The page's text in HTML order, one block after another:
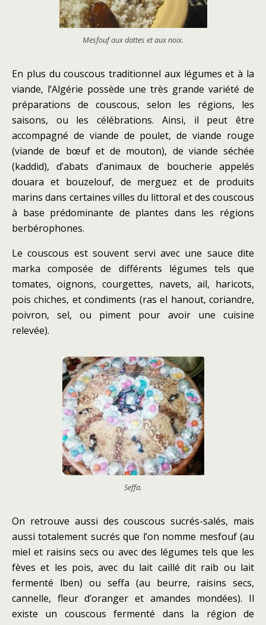
Mesfouf aux dattes et aux noix.
En plus du couscous traditionnel aux légumes et à la
viande, l’Algérie possède une très grande variété de
préparations de couscous, selon les régions, les
saisons, ou les célébrations. Ainsi, il peut être
accompagné de viande de poulet, de viande rouge
(viande de bœuf et de mouton), de viande séchée
(kaddid), d’abats d’animaux de boucherie appelés
douara et bouzelouf, de merguez et de produits
marins dans certaines villes du littoral et des couscous
à base prédominante de plantes dans les régions
berbérophones.
Le couscous est souvent servi avec une sauce dite
marka composée de différents légumes tels que
tomates, oignons, courgettes, navets, ail, haricots,
pois chiches, et condiments (ras el hanout, coriandre,
poivron, sel, ou piment pour avoir une cuisine
relevée).
Seffa.
On retrouve aussi des couscous sucrés-salés, mais
aussi totalement sucrés que l’on nomme mesfouf (au
miel et raisins secs ou avec des légumes tels que les
fèves et les pois, avec du lait caillé dit raib ou lait
fermenté lben) ou seffa (au beurre, raisins secs,
cannelle, fleur d’oranger et amandes mondées). Il
existe un couscous fermenté dans la région de